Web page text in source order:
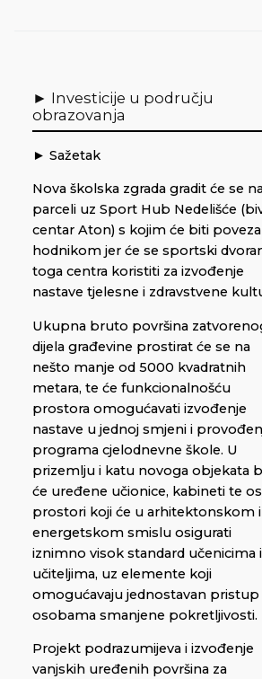
► Investicije u području
obrazovanja
► Sažetak
Nova školska zgrada gradit će se
parceli uz Sport Hub Nedelišće
centar Aton) s kojim će biti
hodnikom jer će se sportski
toga centra koristiti za izvođenje
nastave tjelesne i zdravstvene
Ukupna bruto površina
dijela građevine prostirat će se na
nešto manje od 5000 kvadratnih
metara, te će funkcionalnošću
prostora omogućavati izvođenje
nastave u jednoj smjeni i
programa cjelodnevne škole. U
prizemlju i katu novoga objekata
će uređene učionice, kabineti te
prostori koji će u arhitektonskom i
energetskom smislu osigurati
iznimno visok standard učenicima i
učiteljima, uz elemente koji
omogućavaju jednostavan pristup
osobama smanjene pokretljivosti.
Projekt podrazumijeva i izvođenje
vanjskih uređenih površina za